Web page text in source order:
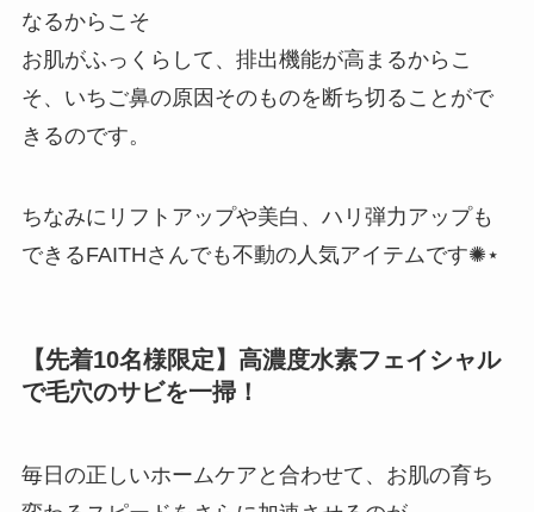
なるからこそ
お肌がふっくらして、排出機能が高まるからこ
そ、いちご鼻の原因そのものを断ち切ることがで
きるのです。
ちなみにリフトアップや美白、ハリ弾力アップも
できるFAITHさんでも不動の人気アイテムです✺⋆
【先着10名様限定】高濃度水素フェイシャル
で毛穴のサビを一掃！
毎日の正しいホームケアと合わせて、お肌の育ち